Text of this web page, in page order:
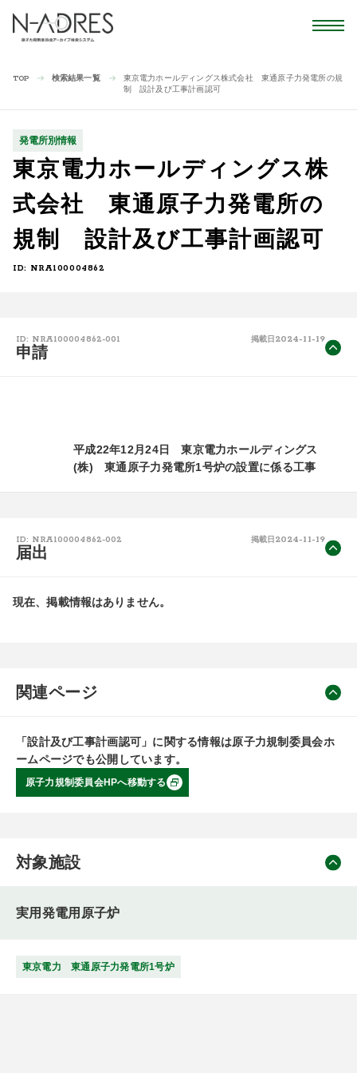
TOP 検索結果一覧
東京電力ホールディングス株式会社 東通原子力発電所の規
制 設計及び工事計画認可
発電所別情報
東京電力ホールディングス株
式会社 東通原子力発電所の
規制 設計及び工事計画認可
ID: NRA100004862
ID: NRA100004862-001 掲載日 2024-11-19
申請
平成22年12月24日 東京電力ホールディングス
(株) 東通原子力発電所1号炉の設置に係る工事
ID: NRA100004862-002 掲載日 2024-11-19
届出
現在、掲載情報はありません。
関連ページ
「設計及び工事計画認可」に関する情報は原子力規制委員会ホ
ームページでも公開しています。
原子力規制委員会HPへ移動する
対象施設
実用発電用原子炉
東京電力 東通原子力発電所1号炉